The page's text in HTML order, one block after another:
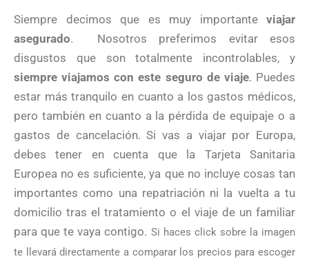
Siempre decimos que es muy importante viajar
asegurado. Nosotros preferimos evitar esos
disgustos que son totalmente incontrolables, y
siempre viajamos con este seguro de viaje. Puedes
estar más tranquilo en cuanto a los gastos médicos,
pero también en cuanto a la pérdida de equipaje o a
gastos de cancelación. Si vas a viajar por Europa,
debes tener en cuenta que la Tarjeta Sanitaria
Europea no es suficiente, ya que no incluye cosas tan
importantes como una repatriación ni la vuelta a tu
domicilio tras el tratamiento o el viaje de un familiar
para que te vaya contigo. Si haces click sobre la imagen
te llevará directamente a comparar los precios para escoger